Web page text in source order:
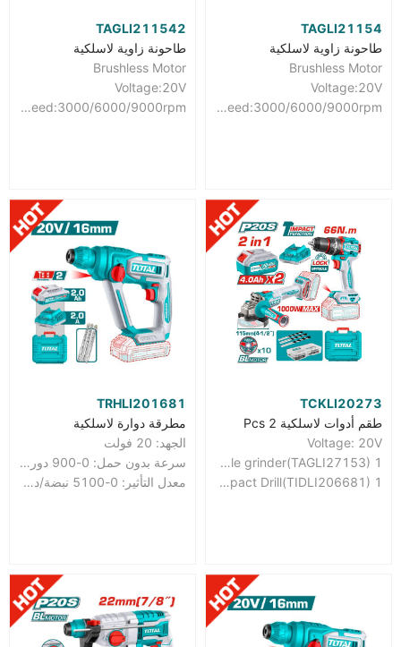
TAGLI21154
طاحونة زاوية لاسلكية
Brushless Motor
Voltage:20V
No-load speed:3000/6000/9000rpm
TAGLI211542
طاحونة زاوية لاسلكية
Brushless Motor
Voltage:20V
No-load speed:3000/6000/9000rpm
TCKLI20273
طقم أدوات لاسلكية Pcs 2
Voltage: 20V
1 Pcs cordless angle grinder(TAGLI27153)
1 Pcs compact Brushless Cordless Impact Drill(TIDLI206681)
TRHLI201681
مطرقة دوارة لاسلكية
الجهد: 20 فولت
سرعة بدون حمل: 0-900 دورة/دقيقة
معدل التأثير: 0-5100 نبضة/دقيقة